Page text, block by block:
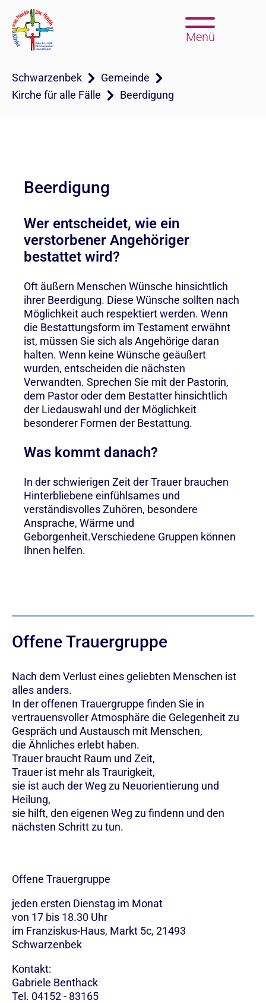
Menü
Schwarzenbek
Gemeinde
Kirche für alle Fälle
Beerdigung
Beerdigung
Wer entscheidet, wie ein
verstorbener Angehöriger
bestattet wird?
Oft äußern Menschen Wünsche hinsichtlich
ihrer Beerdigung. Diese Wünsche sollten nach
Möglichkeit auch respektiert werden. Wenn
die Bestattungsform im Testament erwähnt
ist, müssen Sie sich als Angehörige daran
halten. Wenn keine Wünsche geäußert
wurden, entscheiden die nächsten
Verwandten. Sprechen Sie mit der Pastorin,
dem Pastor oder dem Bestatter hinsichtlich
der Liedauswahl und der Möglichkeit
besonderer Formen der Bestattung.
Was kommt danach?
In der schwierigen Zeit der Trauer brauchen
Hinterbliebene einfühlsames und
verständisvolles Zuhören, besondere
Ansprache, Wärme und
Geborgenheit.Verschiedene Gruppen können
Ihnen helfen.
Offene Trauergruppe
Nach dem Verlust eines geliebten Menschen ist
alles anders.
In der offenen Trauergruppe finden Sie in
vertrauensvoller Atmosphäre die Gelegenheit zu
Gespräch und Austausch mit Menschen,
die Ähnliches erlebt haben.
Trauer braucht Raum und Zeit,
Trauer ist mehr als Traurigkeit,
sie ist auch der Weg zu Neuorientierung und
Heilung,
sie hilft, den eigenen Weg zu findenn und den
nächsten Schritt zu tun.
Offene Trauergruppe
jeden ersten Dienstag im Monat
von 17 bis 18.30 Uhr
im Franziskus-Haus, Markt 5c, 21493
Schwarzenbek
Kontakt:
Gabriele Benthack
Tel. 04152 - 83165